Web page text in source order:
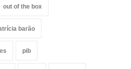
out of the box
barão
pib